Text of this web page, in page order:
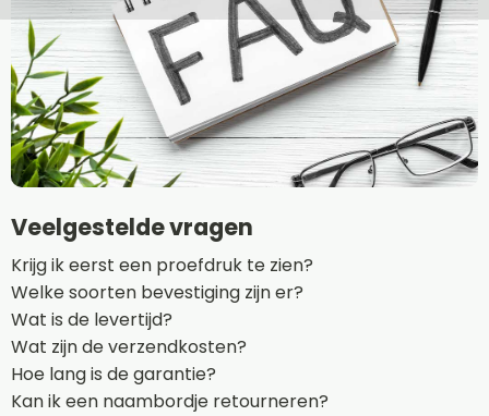
Veelgestelde vragen
Krijg ik eerst een proefdruk te zien?
Welke soorten bevestiging zijn er?
Wat is de levertijd?
Wat zijn de verzendkosten?
Hoe lang is de garantie?
Kan ik een naambordje retourneren?